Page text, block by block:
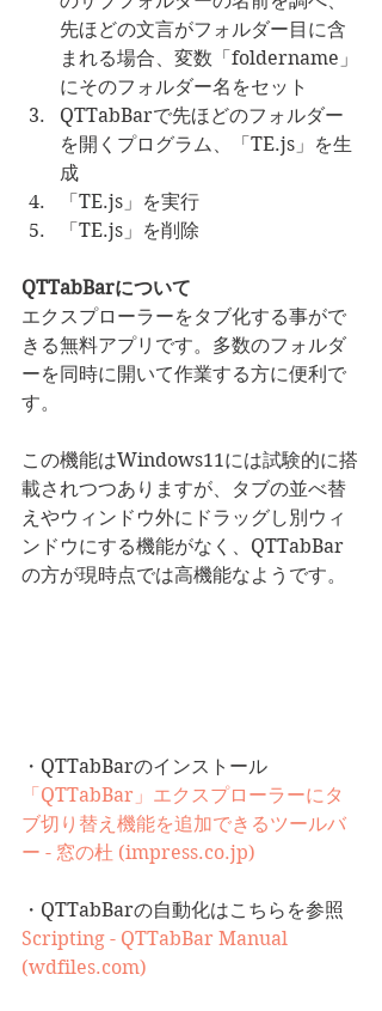
先ほどの文言がフォルダー目に含
まれる場合、変数「foldername」
にそのフォルダー名をセット
QTTabBarで先ほどのフォルダー
を開くプログラム、「TE.js」を生
成
「TE.js」を実行
「TE.js」を削除
QTTabBarについて
エクスプローラーをタブ化する事がで
きる無料アプリです。多数のフォルダ
ーを同時に開いて作業する方に便利で
す。
この機能はWindows11には試験的に搭
載されつつありますが、タブの並べ替
えやウィンドウ外にドラッグし別ウィ
ンドウにする機能がなく、QTTabBar
の方が現時点では高機能なようです。
・QTTabBarのインストール
「QTTabBar」エクスプローラーにタ
ブ切り替え機能を追加できるツールバ
ー - 窓の杜 (impress.co.jp)
・QTTabBarの自動化はこちらを参照
Scripting - QTTabBar Manual
(wdfiles.com)